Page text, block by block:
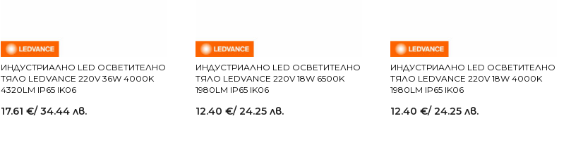
ИНДУСТРИАЛНО LED ОСВЕТИТЕЛНО
ТЯЛО LEDVANCE 220V 36W 4000K
4320LM IP65 IK06
17.61 €/ 34.44 лв.
ИНДУСТРИАЛНО LED ОСВЕТИТЕЛНО
ТЯЛО LEDVANCE 220V 18W 6500K
1980LM IP65 IK06
12.40 €/ 24.25 лв.
ИНДУСТРИАЛНО LED ОСВЕТИТЕЛНО
ТЯЛО LEDVANCE 220V 18W 4000K
1980LM IP65 IK06
12.40 €/ 24.25 лв.